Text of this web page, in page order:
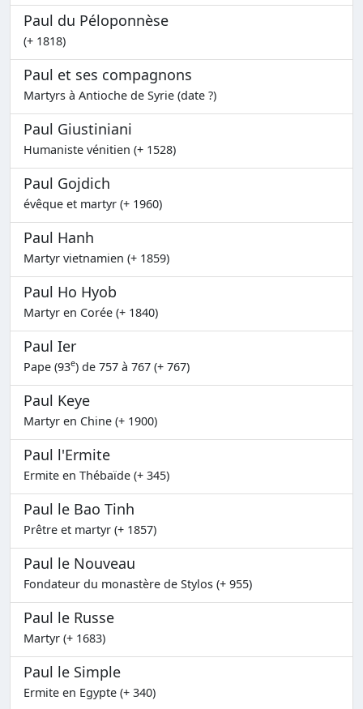
Paul du Péloponnèse
(+ 1818)
Paul et ses compagnons
Martyrs à Antioche de Syrie (date ?)
Paul Giustiniani
Humaniste vénitien (+ 1528)
Paul Gojdich
évêque et martyr (+ 1960)
Paul Hanh
Martyr vietnamien (+ 1859)
Paul Ho Hyob
Martyr en Corée (+ 1840)
Paul Ier
Pape (93e) de 757 à 767 (+ 767)
Paul Keye
Martyr en Chine (+ 1900)
Paul l'Ermite
Ermite en Thébaïde (+ 345)
Paul le Bao Tinh
Prêtre et martyr (+ 1857)
Paul le Nouveau
Fondateur du monastère de Stylos (+ 955)
Paul le Russe
Martyr (+ 1683)
Paul le Simple
Ermite en Egypte (+ 340)